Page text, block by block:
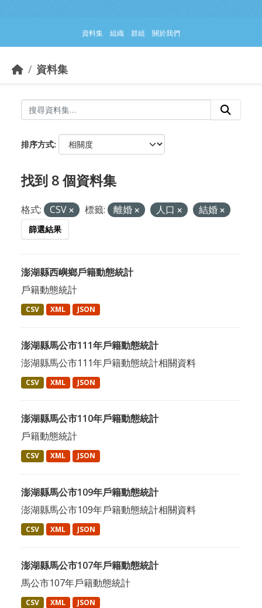
資料集 組織 群組 關於我們
資料集
排序方式
找到 8 個資料集
格式: CSV 標籤: 離婚 人口 結婚
篩選結果
澎湖縣西嶼鄉戶籍動態統計
戶籍動態統計
CSV XML JSON
澎湖縣馬公市111年戶籍動態統計
澎湖縣馬公市111年戶籍動態統計相關資料
CSV XML JSON
澎湖縣馬公市110年戶籍動態統計
戶籍動態統計
CSV XML JSON
澎湖縣馬公市109年戶籍動態統計
澎湖縣馬公市109年戶籍動態統計相關資料
CSV XML JSON
澎湖縣馬公市107年戶籍動態統計
馬公市107年戶籍動態統計
CSV XML JSON